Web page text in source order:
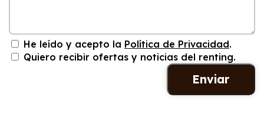
He leído y acepto la Política de Privacidad.
Quiero recibir ofertas y noticias del renting.